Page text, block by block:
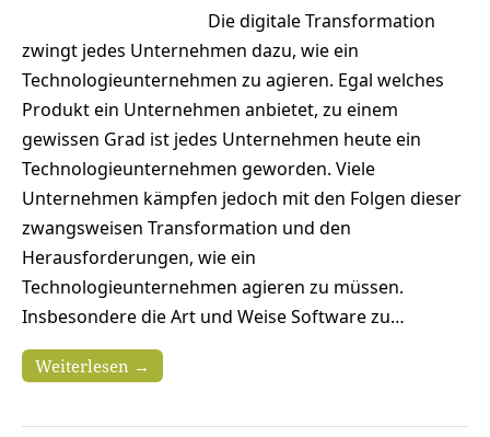
Die digitale Transformation
zwingt jedes Unternehmen dazu, wie ein
Technologieunternehmen zu agieren. Egal welches
Produkt ein Unternehmen anbietet, zu einem
gewissen Grad ist jedes Unternehmen heute ein
Technologieunternehmen geworden. Viele
Unternehmen kämpfen jedoch mit den Folgen dieser
zwangsweisen Transformation und den
Herausforderungen, wie ein
Technologieunternehmen agieren zu müssen.
Insbesondere die Art und Weise Software zu…
Weiterlesen →